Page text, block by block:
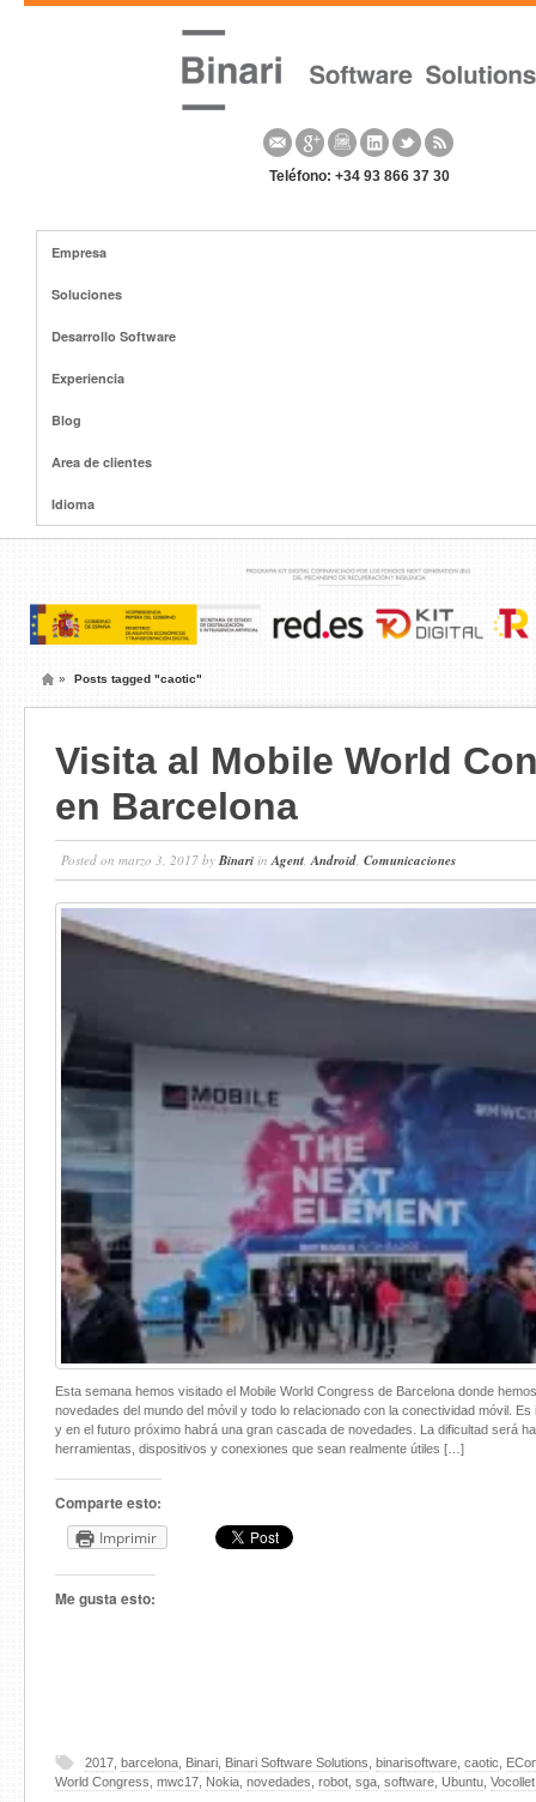
Teléfono: +34 93 866 37 30
Empresa
Soluciones
Desarrollo Software
Experiencia
Blog
Area de clientes
Idioma
» Posts tagged "caotic"
Visita al Mobile World
en Barcelona
Posted on marzo 3, 2017 by BinariinAgent,Android, Comunicaciones
Esta semana hemos visitado el Mobile World Congress de Barcelona donde
novedades del mundo del móvil y todo lo relacionado con la conectividad móvil. Es
y en el futuro próximo habrá una gran cascada de novedades. La dificultad será
herramientas, dispositivos y conexiones que sean realmente útiles […]
Comparte esto:
Imprimir
Me gusta esto:
2017 barcelona Binari Binari Software Solutions binarisoftware caotic
World Congress mwc17 Nokia novedades robot sga software Ubuntu